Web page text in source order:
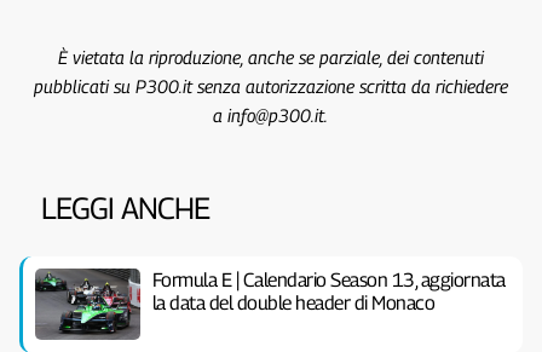
È vietata la riproduzione, anche se parziale, dei contenuti
pubblicati su P300.it senza autorizzazione scritta da richiedere
a info@p300.it.
LEGGI ANCHE
Formula E | Calendario Season 13, aggiornata
la data del double header di Monaco